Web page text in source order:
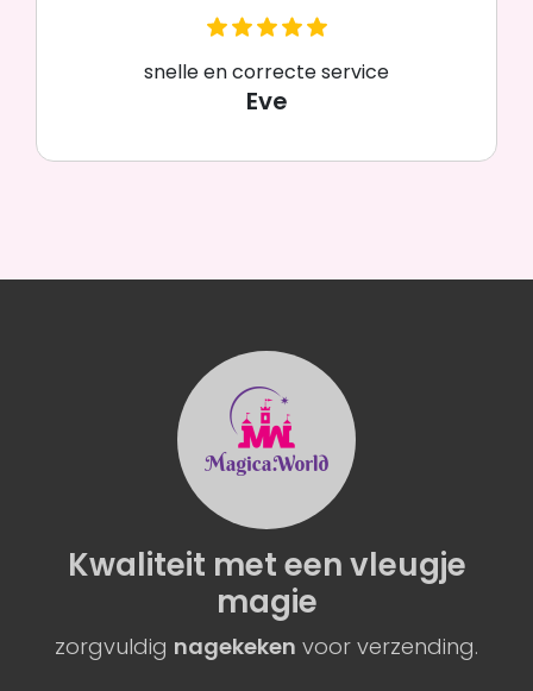
snelle en correcte service
Eve
Kwaliteit met eenvleugje
magie
zorgvuldig nagekeken voor verzending.